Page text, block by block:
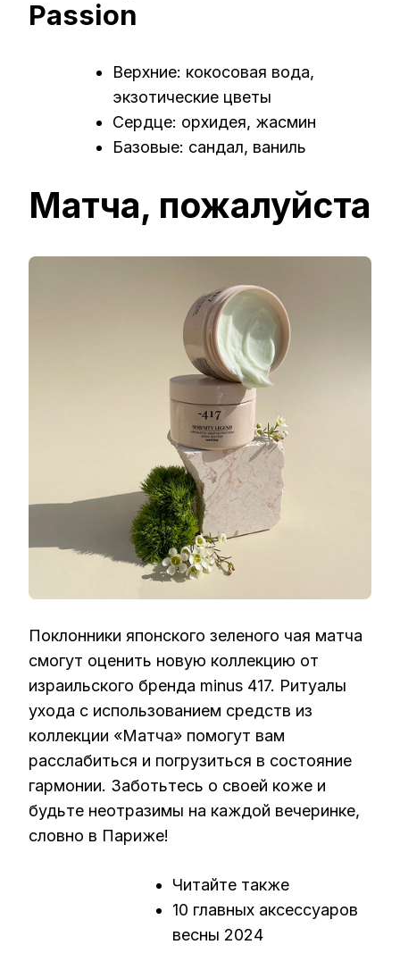
Passion
Верхние: кокосовая вода,
экзотические цветы
Сердце: орхидея, жасмин
Базовые: сандал, ваниль
Матча, пожалуйста
Поклонники японского зеленого чая матча
смогут оценить новую коллекцию от
израильского бренда minus 417. Ритуалы
ухода с использованием средств из
коллекции «Матча» помогут вам
расслабиться и погрузиться в состояние
гармонии. Заботьтесь о своей коже и
будьте неотразимы на каждой вечеринке,
словно в Париже!
Читайте также
10 главных аксессуаров
весны 2024